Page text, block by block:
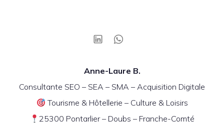
Anne-Laure B.
Consultante SEO – SEA – SMA – Acquisition Digitale
Tourisme & Hôtellerie – Culture & Loisirs
25300 Pontarlier – Doubs – Franche-Comté